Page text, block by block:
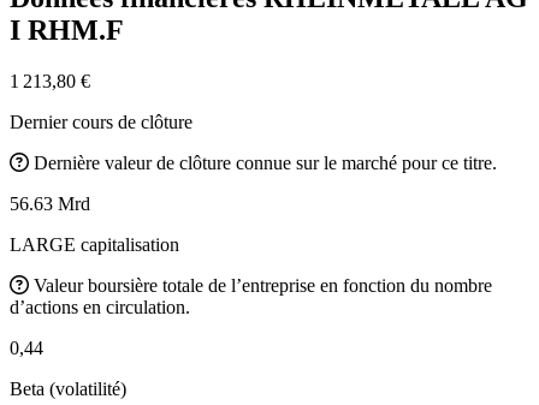
I RHM.F
1 213,80 €
Dernier cours de clôture
Dernière valeur de clôture connue sur le marché pour ce titre.
56.63 Mrd
LARGE capitalisation
Valeur boursière totale de l’entreprise en fonction du nombre
d’actions en circulation.
0,44
Beta (volatilité)